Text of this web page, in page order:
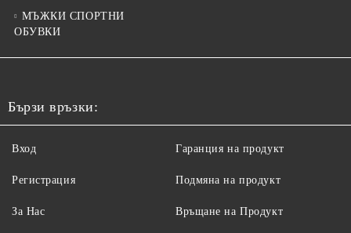
МЪЖКИ СПОРТНИ
ОБУВКИ
Бързи връзки:
Вход
Регистрация
За Нас
Гаранция на продукт
Подмяна на продукт
Връщане на Продукт